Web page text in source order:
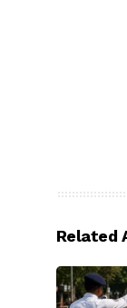
Related